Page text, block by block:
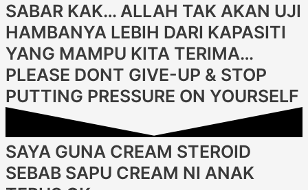
SABAR KAK… ALLAH TAK AKAN UJI
HAMBANYA LEBIH DARI KAPASITI
YANG MAMPU KITA TERIMA…
PLEASE DONT GIVE-UP & STOP
PUTTING PRESSURE ON YOURSELF
SAYA GUNA CREAM STEROID
SEBAB SAPU CREAM NI ANAK